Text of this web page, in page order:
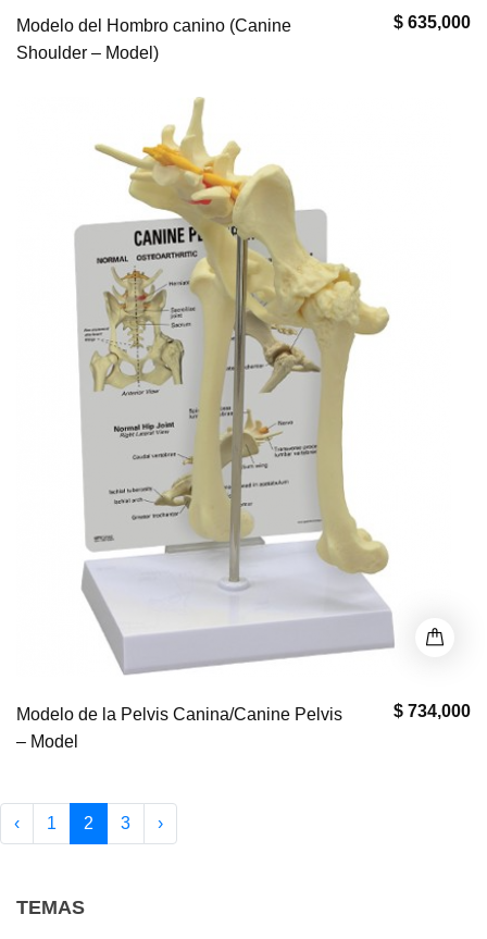
TEMAS
$ 635,000
Modelo del Hombro canino (Canine
Shoulder – Model)
$ 734,000
Modelo de la Pelvis Canina/Canine Pelvis
– Model
‹ 1 2 3 ›